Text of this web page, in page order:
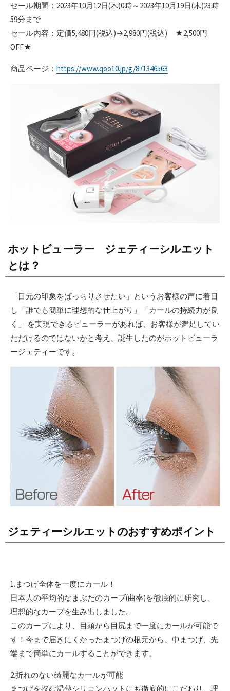
セール期間：2023年10月12日(木)0時～2023年10月19日(木)23時
59分まで
セール内容：定価5,480円(税込)→2,980円(税込) ★2,500円
OFF★
商品ページ： https://www.qoo10.jp/g/871346563
ホットビューラー ジェティーシルエット
とは？
「目元の印象をぱっちりさせたい」というお客様の声に着目
し「誰でも簡単に理想的な仕上がり」「カールの持続力が良
く」 を実現できるビューラーがあれば、お客様が満足してい
ただけるのではないかと考え、誕生したのがホットビューラ
ージェティーです。
ジェティーシルエットのおすすめポイント
1.まつげ全体を一度にカール！
日本人の平均的なまぶたのカーブ(曲率)を徹底的に研究し、
理想的なカーブを生み出しました。
このカーブにより、目頭から目尻まで一度にカールが可能で
す！今まで届きにくかったまつげの根元から、中まつげ、先
端まで簡単にカールすることができます。
2.折れのない綺麗なカールが可能
まつげを挟む温熱シリコンパットにも徹底的にこだわり、理